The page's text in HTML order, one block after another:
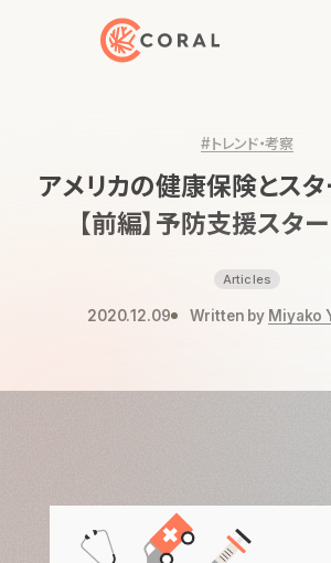
トップページへ戻る
#トレンド・考察
アメリカの健康保険とスタ
【前編】予防支援スタ
Articles
2020.12.09 Written by Miyako